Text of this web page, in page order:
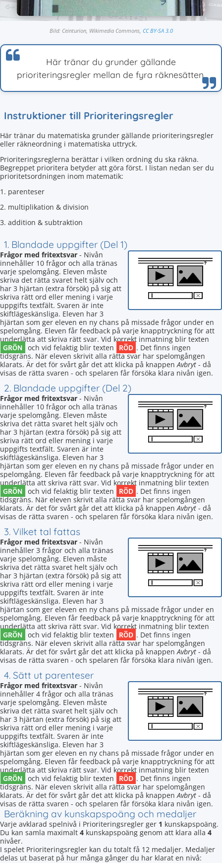
Bild: Ceinturion, Wikimedia Commons, CC BY-SA 3.0
Här tränar du grunder gällande
prioriteringsregler mellan de fyra räknesätten.
Instruktioner till Prioriteringsregler
Här tränar du matematiska grunder gällande prioriteringsregler
eller räkneordning i matematiska uttryck.
Prioriteringsreglerna berättar i vilken ordning du ska räkna.
Begreppet prioritera betyder att göra först. I listan nedan ser du
prioritetsordningen inom matematik:
1. parenteser
2. multiplikation & division
3. addition & subtraktion
1. Blandade uppgifter (Del 1)
Frågor med fritextsvar - Nivån
innehåller 10 frågor och alla tränas
varje spelomgång. Eleven måste
skriva det rätta svaret helt själv och
har 3 hjärtan (extra försök) på sig att
skriva rätt ord eller mening i varje
uppgifts textfält. Svaren är inte
skiftlägeskänsliga. Eleven har 3
hjärtan som ger eleven en ny chans på missade frågor under en
spelomgång. Eleven får feedback på varje knapptryckning för att
underlätta att skriva rätt svar. Vid korrekt inmatning blir texten
GRÖN och vid felaktig blir texten RÖD . Det finns ingen
tidsgräns. När eleven skrivit alla rätta svar har spelomgången
klarats. Är det för svårt går det att klicka på knappenAvbryt - då
visas de rätta svaren - och spelaren får försöka klara nivån igen.
2. Blandade uppgifter (Del 2)
Frågor med fritextsvar - Nivån
innehåller 10 frågor och alla tränas
varje spelomgång. Eleven måste
skriva det rätta svaret helt själv och
har 3 hjärtan (extra försök) på sig att
skriva rätt ord eller mening i varje
uppgifts textfält. Svaren är inte
skiftlägeskänsliga. Eleven har 3
hjärtan som ger eleven en ny chans på missade frågor under en
spelomgång. Eleven får feedback på varje knapptryckning för att
underlätta att skriva rätt svar. Vid korrekt inmatning blir texten
GRÖN och vid felaktig blir texten RÖD . Det finns ingen
tidsgräns. När eleven skrivit alla rätta svar har spelomgången
klarats. Är det för svårt går det att klicka på knappenAvbryt - då
visas de rätta svaren - och spelaren får försöka klara nivån igen.
3. Vilket tal fattas
Frågor med fritextsvar - Nivån
innehåller 3 frågor och alla tränas
varje spelomgång. Eleven måste
skriva det rätta svaret helt själv och
har 3 hjärtan (extra försök) på sig att
skriva rätt ord eller mening i varje
uppgifts textfält. Svaren är inte
skiftlägeskänsliga. Eleven har 3
hjärtan som ger eleven en ny chans på missade frågor under en
spelomgång. Eleven får feedback på varje knapptryckning för att
underlätta att skriva rätt svar. Vid korrekt inmatning blir texten
GRÖN och vid felaktig blir texten RÖD . Det finns ingen
tidsgräns. När eleven skrivit alla rätta svar har spelomgången
klarats. Är det för svårt går det att klicka på knappenAvbryt - då
visas de rätta svaren - och spelaren får försöka klara nivån igen.
4. Sätt ut parenteser
Frågor med fritextsvar - Nivån
innehåller 4 frågor och alla tränas
varje spelomgång. Eleven måste
skriva det rätta svaret helt själv och
har 3 hjärtan (extra försök) på sig att
skriva rätt ord eller mening i varje
uppgifts textfält. Svaren är inte
skiftlägeskänsliga. Eleven har 3
hjärtan som ger eleven en ny chans på missade frågor under en
spelomgång. Eleven får feedback på varje knapptryckning för att
underlätta att skriva rätt svar. Vid korrekt inmatning blir texten
GRÖN och vid felaktig blir texten RÖD . Det finns ingen
tidsgräns. När eleven skrivit alla rätta svar har spelomgången
klarats. Är det för svårt går det att klicka på knappenAvbryt - då
visas de rätta svaren - och spelaren får försöka klara nivån igen.
Beräkning av kunskapspoäng och medaljer
Varje avklarad spelnivå i Prioriteringsregler ger 1 kunskapspoäng.
Du kan samla maximalt 4 kunskapspoäng genom att klara alla 4
nivåer.
I spelet Prioriteringsregler kan du totalt få 12 medaljer. Medaljer
delas ut baserat på hur många gånger du har klarat en nivå: